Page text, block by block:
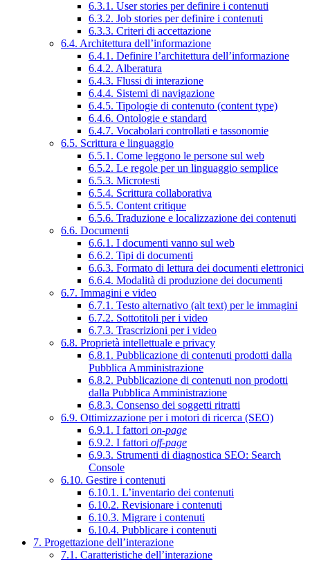
6.3.1. User stories per definire i contenuti
6.3.2. Job stories per definire i contenuti
6.3.3. Criteri di accettazione
6.4. Architettura dell’informazione
6.4.1. Definire l’architettura dell’informazione
6.4.2. Alberatura
6.4.3. Flussi di interazione
6.4.4. Sistemi di navigazione
6.4.5. Tipologie di contenuto (content type)
6.4.6. Ontologie e standard
6.4.7. Vocabolari controllati e tassonomie
6.5. Scrittura e linguaggio
6.5.1. Come leggono le persone sul web
6.5.2. Le regole per un linguaggio semplice
6.5.3. Microtesti
6.5.4. Scrittura collaborativa
6.5.5. Content critique
6.5.6. Traduzione e localizzazione dei contenuti
6.6. Documenti
6.6.1. I documenti vanno sul web
6.6.2. Tipi di documenti
6.6.3. Formato di lettura dei documenti elettronici
6.6.4. Modalità di produzione dei documenti
6.7. Immagini e video
6.7.1. Testo alternativo (alt text) per le immagini
6.7.2. Sottotitoli per i video
6.7.3. Trascrizioni per i video
6.8. Proprietà intellettuale e privacy
6.8.1. Pubblicazione di contenuti prodotti dalla
Pubblica Amministrazione
6.8.2. Pubblicazione di contenuti non prodotti
dalla Pubblica Amministrazione
6.8.3. Consenso dei soggetti ritratti
6.9. Ottimizzazione per i motori di ricerca (SEO)
6.9.1. I fattori on-page
6.9.2. I fattori off-page
6.9.3. Strumenti di diagnostica SEO: Search
Console
6.10. Gestire i contenuti
6.10.1. L’inventario dei contenuti
6.10.2. Revisionare i contenuti
6.10.3. Migrare i contenuti
6.10.4. Pubblicare i contenuti
7. Progettazione dell’interazione
7.1. Caratteristiche dell’interazione